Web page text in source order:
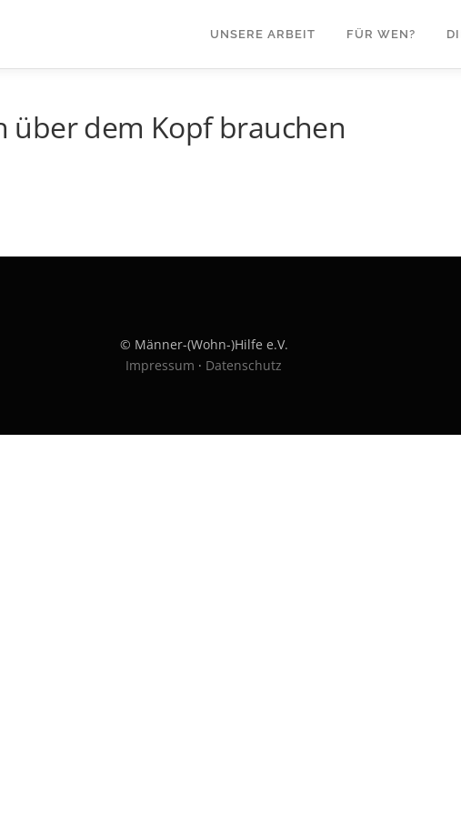
UNSERE ARBEIT FÜR WEN?
über dem Kopf brauchen
© Männer-(Wohn-)Hilfe e.V.
Impressum · Datenschutz